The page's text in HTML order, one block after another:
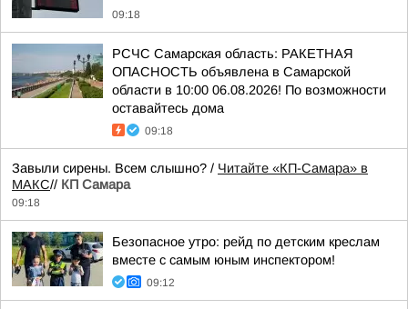
09:18
РСЧС Самарская область: РАКЕТНАЯ
ОПАСНОСТЬ объявлена в Самарской
области в 10:00 06.08.2026! По возможности
оставайтесь дома
09:18
Завыли сирены. Всем слышно? / Читайте «КП-Самара» в
МАКС// КП Самара
09:18
Безопасное утро: рейд по детским креслам
вместе с самым юным инспектором!
09:12